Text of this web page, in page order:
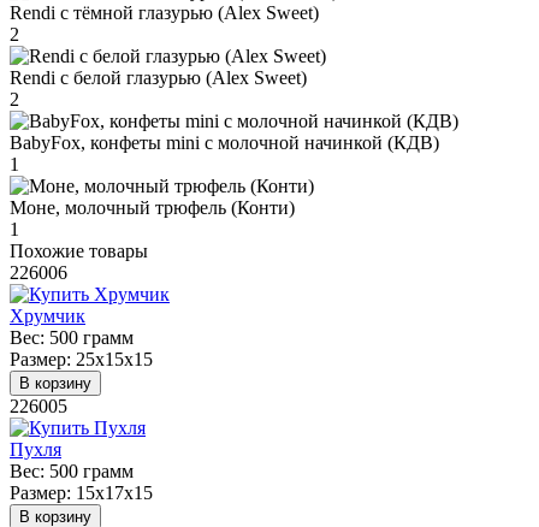
Rendi с тёмной глазурью (Alex Sweet)
2
Rendi с белой глазурью (Alex Sweet)
2
BabyFox, конфеты mini c молочной начинкой (КДВ)
1
Моне, молочный трюфель (Конти)
1
Похожие товары
226006
Хрумчик
Вес: 500 грамм
Размер: 25х15х15
В корзину
226005
Пухля
Вес: 500 грамм
Размер: 15х17х15
В корзину